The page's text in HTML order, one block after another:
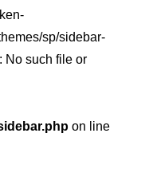
sp/sidebar-
No such file or
on line